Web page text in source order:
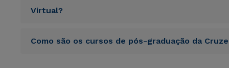
consequuntur magni dolores eos qui ratione voluptatem
Virtual?
totam rem aperiam, eaque ipsa quae ab illo inventore
Como são os cursos de pós-graduação da